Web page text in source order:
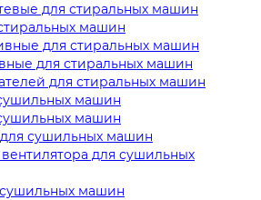
для стиральных машин
машин
для стиральных машин
для стиральных машин
для стиральных машин
машин
машин
сушильных машин
для сушильных
машин